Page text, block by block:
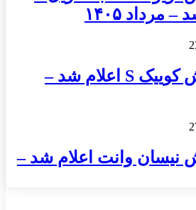
مرداد ۱۴۰۵
شرایط فروش کوییک S اعلام شد –
وانت اعلام شد –